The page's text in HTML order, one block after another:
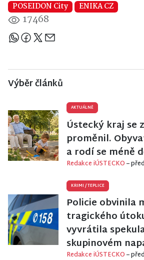
POSEIDON City
ENIKA CZ
17468
Sdílejte článek
Výběr článků
AKTUÁLNĚ
Ústecký kraj
proměnil.
a rodí se méně
Redakce iÚSTECKO–
KRIMI /TEPLICE
Policie obvinila
tragického
vyvrátila
skupinovém
Redakce iÚSTECKO–